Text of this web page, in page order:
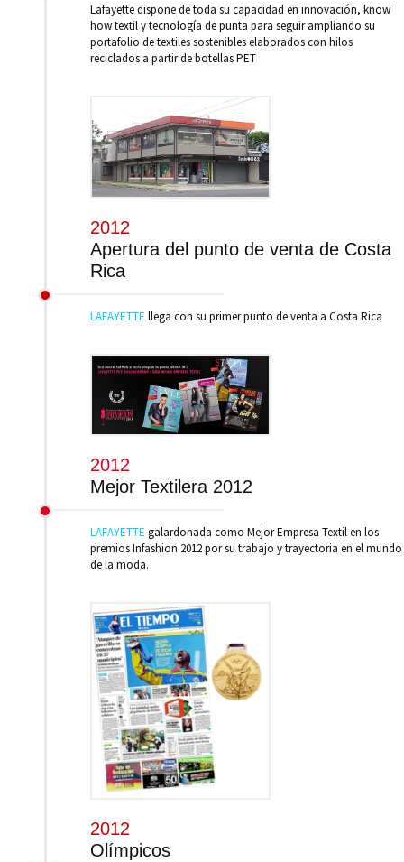
Lafayette dispone de toda su capacidad en innovación, know
how textil y tecnología de punta para seguir ampliando su
portafolio de textiles sostenibles elaborados con hilos
reciclados a partir de botellas PET
2012
Apertura del punto de venta de Costa
Rica
LAFAYETTE llega con su primer punto de venta a Costa Rica
2012
Mejor Textilera 2012
LAFAYETTE galardonada como Mejor Empresa Textil en los
premios Infashion 2012 por su trabajo y trayectoria en el mundo
de la moda.
2012
Olímpicos